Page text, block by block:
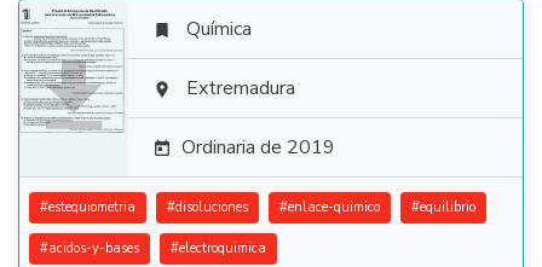

 Química
 Extremadura
 Ordinaria de 2019
#estequiometria #disoluciones #enlace-quimico #equilibrio
#acidos-y-bases #electroquimica